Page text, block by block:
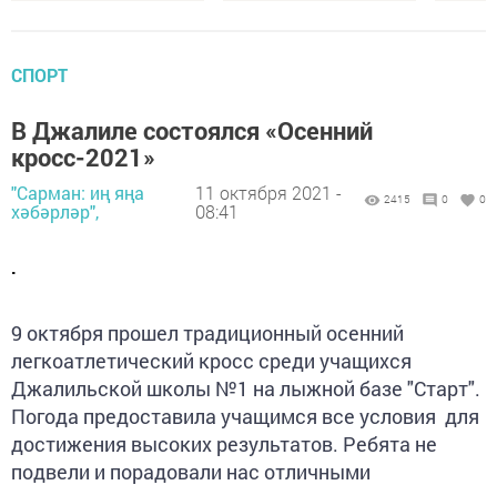
СПОРТ
В Джалиле состоялся «Осенний
кросс-2021»
"Сарман: иң яңа
хәбәрләр",
11 октября 2021 -
08:41
2415 0 0
.
9 октября прошел традиционный осенний
легкоатлетический кросс среди учащихся
Джалильской школы №1 на лыжной базе "Старт".
Погода предоставила учащимся все условия для
достижения высоких результатов. Ребята не
подвели и порадовали нас отличными